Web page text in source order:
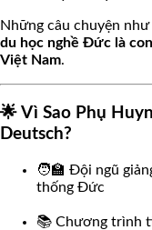
Những câu chuyện
du học nghề Đức là
Việt Nam.
🌟 Vì Sao Phụ
Deutsch?
🧑‍🏫 Đội ngũ
thống Đức
📚 Chương trình